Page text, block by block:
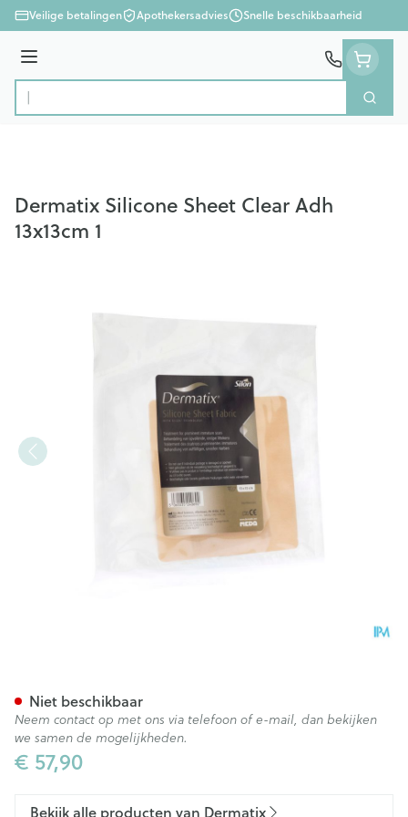
Ga naar de inhoud
Veilige betalingen Apothekersadvies Snelle beschikbaarheid
Menu
Product, merk, categorie...
Zoek
Dermatix Silicone Sheet Clear Adh
13x13cm 1
€ 57,90
Niet beschikbaar
Neem contact op met ons via telefoon of e-mail, dan bekijken
we samen de mogelijkheden.
Bekijk alle producten van Dermatix